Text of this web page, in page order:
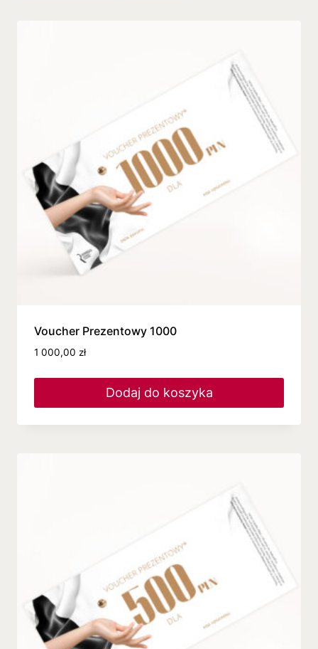
Voucher Prezentowy 1000
1 000,00 zł
Dodaj do koszyka